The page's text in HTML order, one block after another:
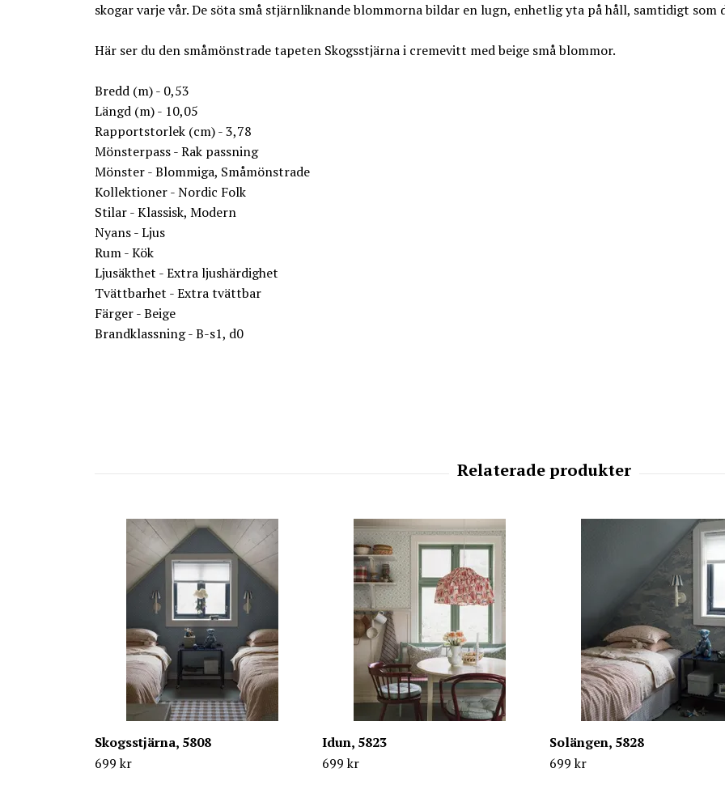
skogar varje vår. De söta små stjärnliknande blommorna bildar en lugn, enhetlig yta på håll, samtidigt som
Här ser du den småmönstrade tapeten Skogsstjärna i cremevitt med beige små blommor.
Bredd (m) - 0,53
Längd (m) - 10,05
Rapportstorlek (cm) - 3,78
Mönsterpass - Rak passning
Mönster - Blommiga, Småmönstrade
Kollektioner - Nordic Folk
Stilar - Klassisk, Modern
Nyans - Ljus
Rum - Kök
Ljusäkthet - Extra ljushärdighet
Tvättbarhet - Extra tvättbar
Färger - Beige
Brandklassning - B-s1, d0
Skogsstjärna, 5808
699 kr
Idun, 5823
699 kr
Solängen, 5828
699 kr